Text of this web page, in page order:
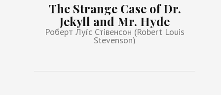
The Strange Case of Dr.
Jekyll and Mr. Hyde
Роберт Луїс Стівенсон (Robert Louis
Stevenson)